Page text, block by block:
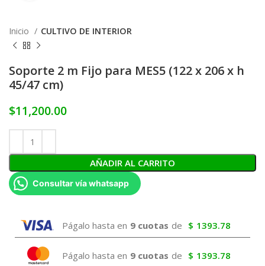
Inicio CULTIVO DE INTERIOR
Soporte 2 m Fijo para MES5 (122 x 206 x h
45/47 cm)
$11,200.00
AÑADIR AL CARRITO
Consultar vía whatsapp
Págalo hasta en 9 cuotas de $ 1393.78
Págalo hasta en 9 cuotas de $ 1393.78